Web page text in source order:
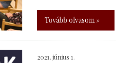
Tovább olvasom »
2021. június 1.